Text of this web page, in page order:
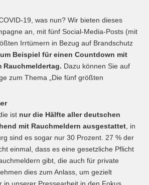
19, was nun? Wir bieten dieses
an, mit fünf Social-Media-Posts (mit
Irrtümern in Bezug auf Brandschutz
Beispiel für einen Countdown mit
Rauchmeldertag. Dazu können Sie auf
zum Thema „Die fünf größten
ist nur die Hälfte aller deutschen
mit Rauchmeldern ausgestattet , in
sind es sogar nur 30 Prozent. 27 % der
einmal, dass es eine gesetzliche Pflicht
gibt, die auch für private
dies zum Anlass, um gezielt